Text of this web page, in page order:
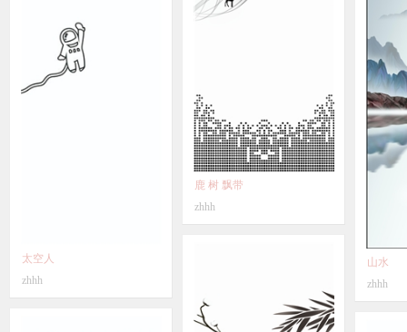
太空人
zhhh
鹿 树 飘带
zhhh
山水
zhhh